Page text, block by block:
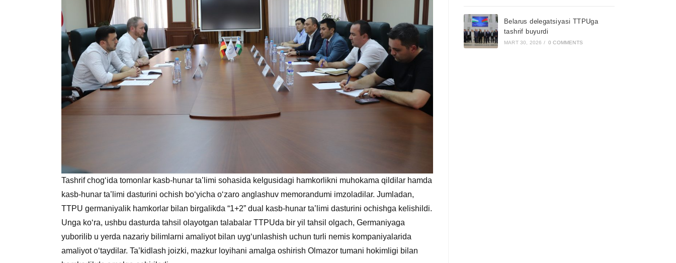
Tashrif chog‘ida tomonlar kasb-hunar ta’limi sohasida kelgusidagi hamkorlikni muhokama qildilar hamda
kasb-hunar ta’limi dasturini ochish bo‘yicha o‘zaro anglashuv memorandumi imzoladilar. Jumladan,
TTPU germaniyalik hamkorlar bilan birgalikda “1+2” dual kasb-hunar ta’limi dasturini ochishga kelishildi.
Unga ko‘ra, ushbu dasturda tahsil olayotgan talabalar TTPUda bir yil tahsil olgach, Germaniyaga
yuborilib u yerda nazariy bilimlarni amaliyot bilan uyg‘unlashish uchun turli nemis kompaniyalarida
amaliyot o‘taydilar. Ta’kidlash joizki, mazkur loyihani amalga oshirish Olmazor tumani hokimligi bilan
Belarus delegatsiyasi TTPUga
tashrif buyurdi
MART 30, 2026 / 0 COMMENTS